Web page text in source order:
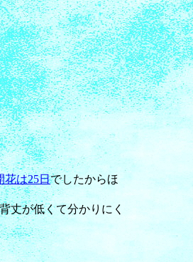
花は25日でしたからほ
丈が低くて分かりにく